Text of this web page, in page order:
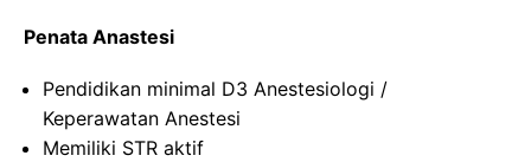
Penata Anastesi
Pendidikan minimal D3 Anestesiologi /
Keperawatan Anestesi
Memiliki STR aktif